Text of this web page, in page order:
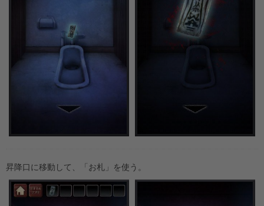
昇降口に移動して、「お札」を使う。